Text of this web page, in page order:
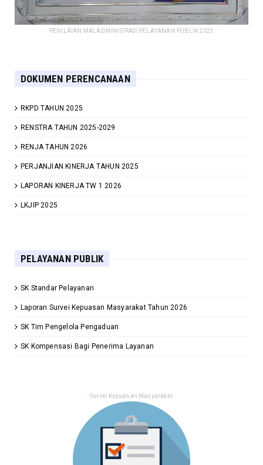
PENILAIAN MALADMINISTRASI PELAYANAN PUBLIK 2025
DOKUMEN PERENCANAAN
RKPD TAHUN 2025
RENSTRA TAHUN 2025-2029
RENJA TAHUN 2026
PERJANJIAN KINERJA TAHUN 2025
LAPORAN KINERJA TW 1 2026
LKJIP 2025
PELAYANAN PUBLIK
SK Standar Pelayanan
Laporan Survei Kepuasan Masyarakat Tahun 2026
SK Tim Pengelola Pengaduan
SK Kompensasi Bagi Penerima Layanan
- Survei Kepuasan Masyarakat -